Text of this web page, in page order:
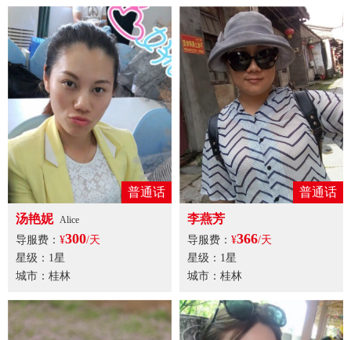
普通话
汤艳妮
Alice
导服费： ¥300/天
星级：1星
城市：桂林
普通话
李燕芳
导服费： ¥366/天
星级：1星
城市：桂林